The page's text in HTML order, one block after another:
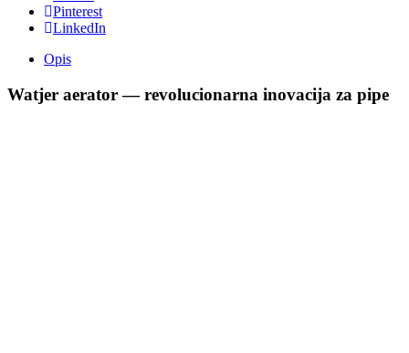
Pinterest
LinkedIn
Opis
Watjer aerator — revolucionarna inovacija za pipe